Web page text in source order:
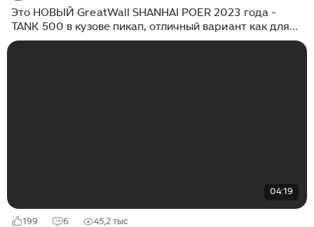
Это НОВЫЙ GreatWall SHANHAI POER 2023 года -
TANK 500 в кузове пикап, отличный вариант как для
города,так и для путешествий! Ждем в России
04:19
199 6 45,2 тыс